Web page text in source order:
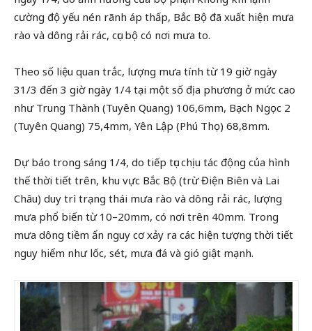
cường độ yếu nén rãnh áp thấp, Bắc Bộ đã xuất hiện mưa
rào và dông rải rác, cục bộ có nơi mưa to.
Theo số liệu quan trắc, lượng mưa tính từ 19 giờ ngày
31/3 đến 3 giờ ngày 1/4 tại một số địa phương ở mức cao
như Trung Thành (Tuyên Quang) 106,6mm, Bạch Ngọc 2
(Tuyên Quang) 75,4mm, Yên Lập (Phú Thọ) 68,8mm.
Dự báo trong sáng 1/4, do tiếp tục chịu tác động của hình
thế thời tiết trên, khu vực Bắc Bộ (trừ Điện Biên và Lai
Châu) duy trì trạng thái mưa rào và dông rải rác, lượng
mưa phổ biến từ 10–20mm, có nơi trên 40mm. Trong
mưa dông tiềm ẩn nguy cơ xảy ra các hiện tượng thời tiết
nguy hiểm như lốc, sét, mưa đá và gió giật mạnh.